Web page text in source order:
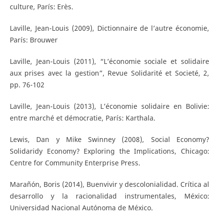
culture, París: Erès.
Laville, Jean-Louis (2009), Dictionnaire de l’autre économie,
París: Brouwer
Laville, Jean-Louis (2011), “L’économie sociale et solidaire
aux prises avec la gestion”, Revue Solidarité et Societé, 2,
pp. 76-102
Laville, Jean-Louis (2013), L’économie solidaire en Bolivie:
entre marché et démocratie, París: Karthala.
Lewis, Dan y Mike Swinney (2008), Social Economy?
Solidaridy Economy? Exploring the Implications, Chicago:
Centre for Community Enterprise Press.
Marañón, Boris (2014), Buenvivir y descolonialidad. Crítica al
desarrollo y la racionalidad instrumentales, México:
Universidad Nacional Autónoma de México.